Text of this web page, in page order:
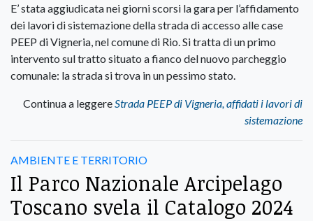
E’ stata aggiudicata nei giorni scorsi la gara per l’affidamento
dei lavori di sistemazione della strada di accesso alle case
PEEP di Vigneria, nel comune di Rio. Si tratta di un primo
intervento sul tratto situato a fianco del nuovo parcheggio
comunale: la strada si trova in un pessimo stato.
Continua a leggere Strada PEEP di Vigneria, affidati i lavori di
sistemazione
AMBIENTE E TERRITORIO
Il Parco Nazionale Arcipelago
Toscano svela il Catalogo 2024